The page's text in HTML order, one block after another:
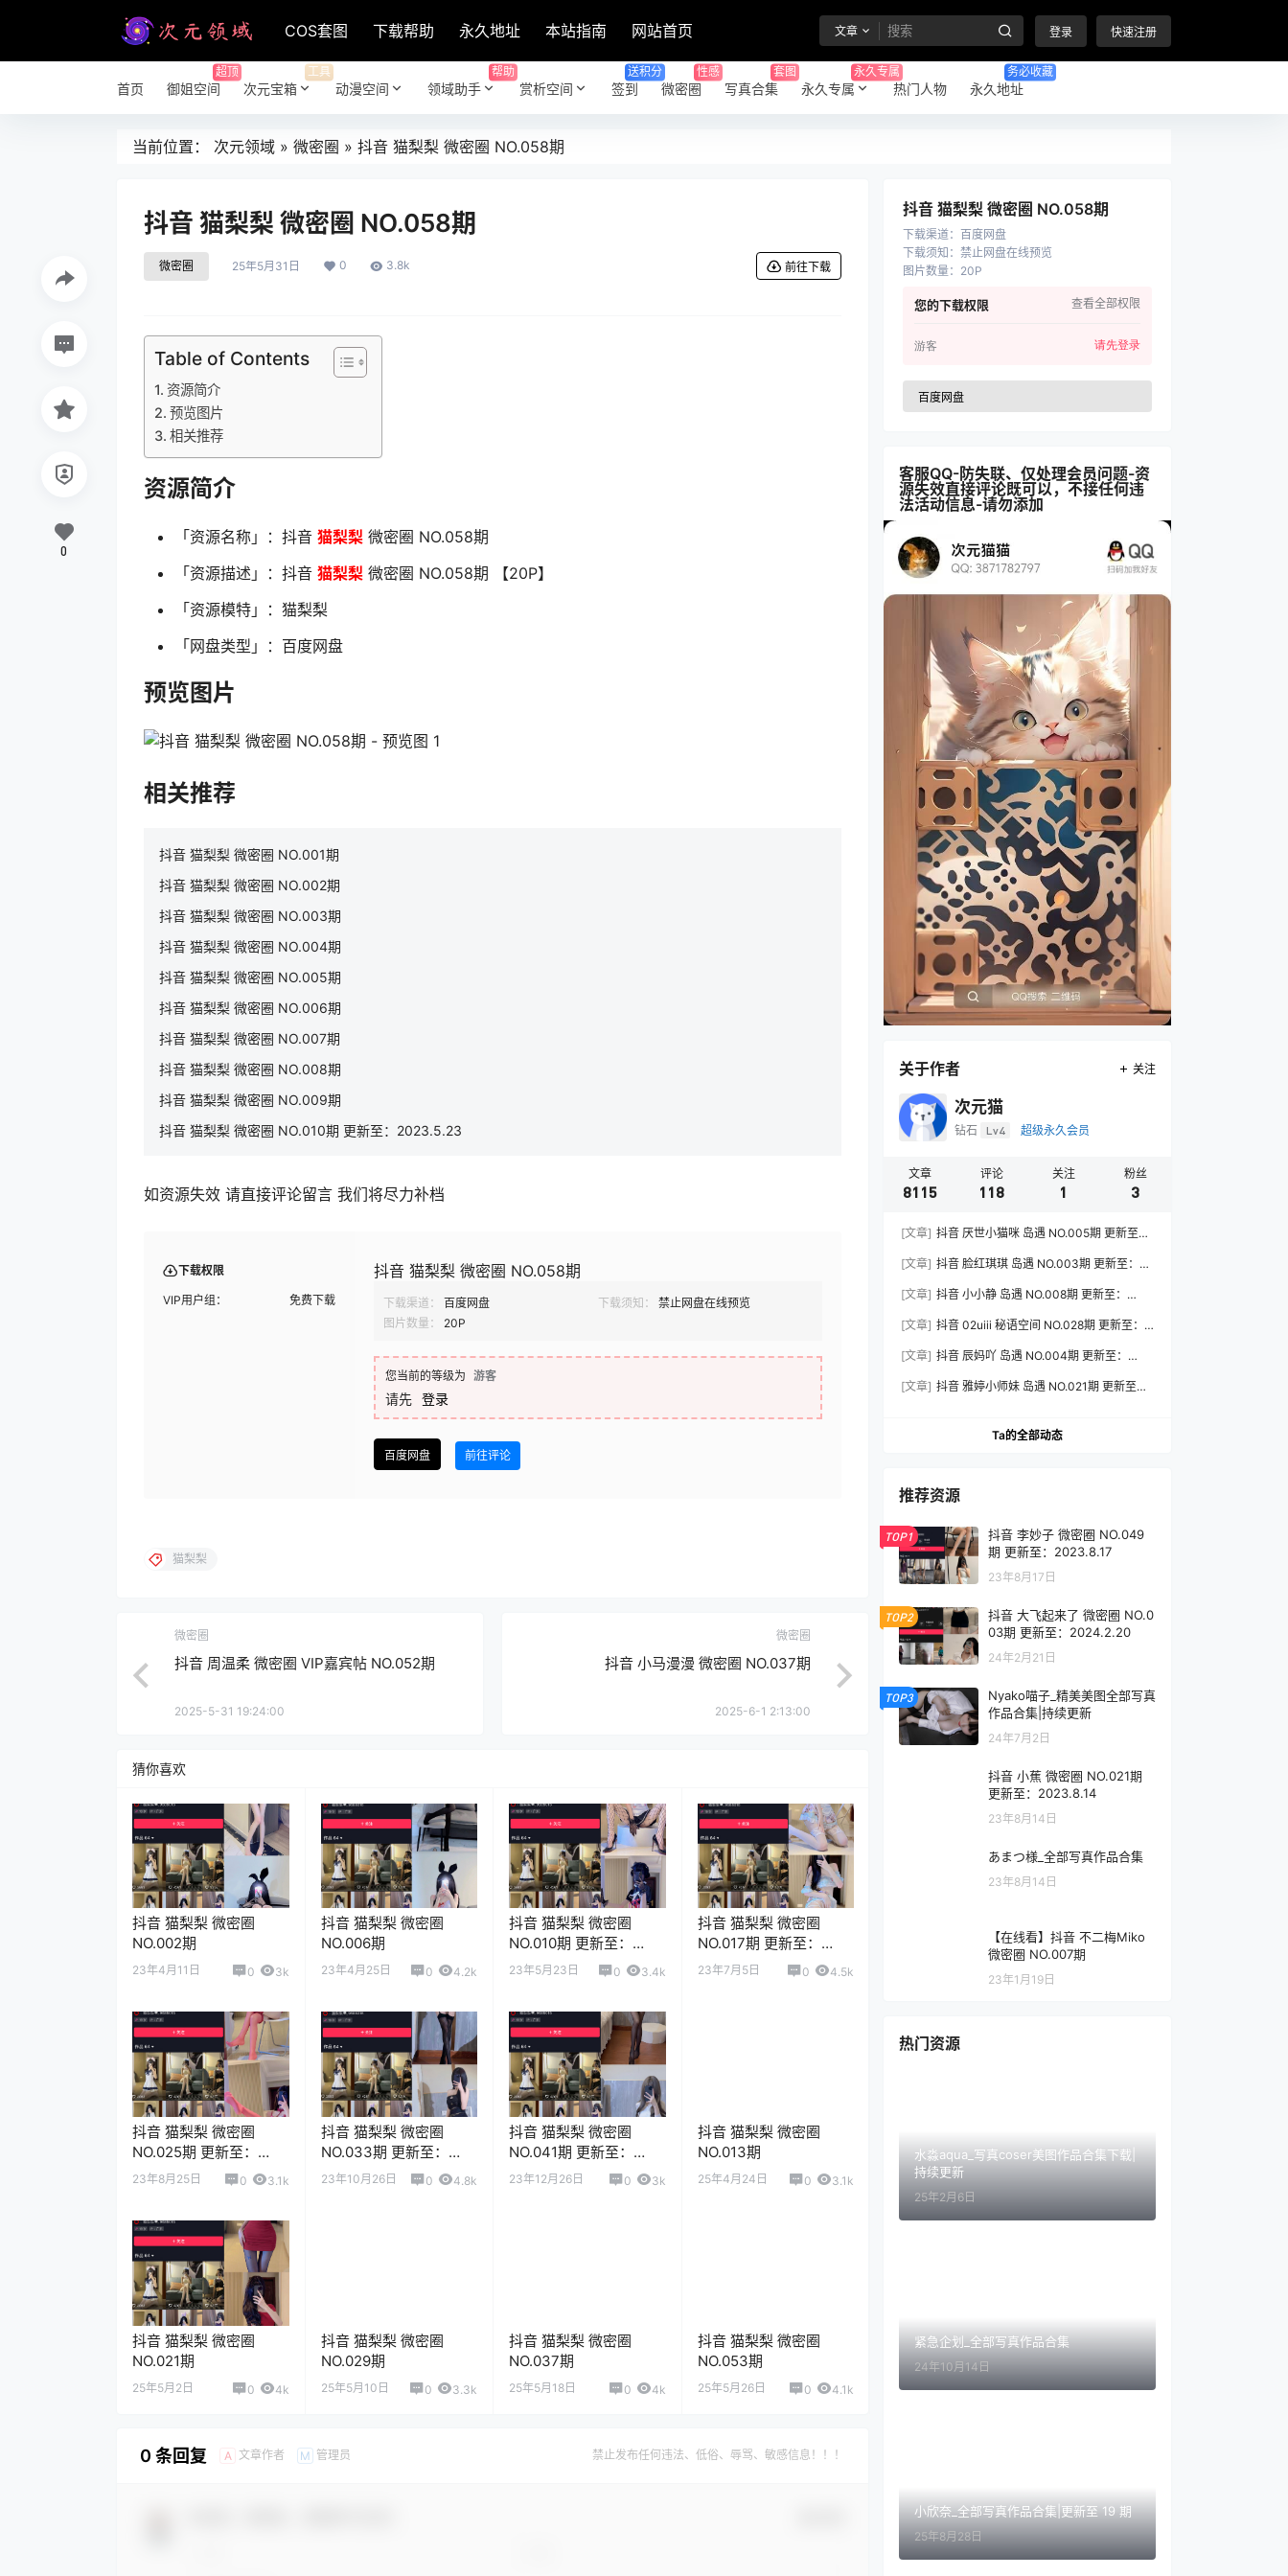
COS套图 下载帮助 永久地址 本站指南 网站首页 文章 登录 快速注册
首页 御姐空间
超顶
次元宝箱
工具
动漫空间 领域助手
帮助
赏析空间 签到
送积分
微密圈
性感
写真合集
套图
永久专属
永久专属
热门人物 永久地址
务必收藏
当前位置： 次元领域 » 微密圈 » 抖音 猫梨梨 微密圈 NO.058期
抖音 猫梨梨 微密圈 NO.058期
微密圈 25年5月31日 0 3.8k 前往下载
Table of Contents
资源简介
预览图片
相关推荐
资源简介
「资源名称」：抖音 猫梨梨 微密圈 NO.058期
「资源描述」：抖音 猫梨梨 微密圈 NO.058期 【20P】
「资源模特」：猫梨梨
「网盘类型」：百度网盘
预览图片
相关推荐
抖音 猫梨梨 微密圈 NO.001期
抖音 猫梨梨 微密圈 NO.002期
抖音 猫梨梨 微密圈 NO.003期
抖音 猫梨梨 微密圈 NO.004期
抖音 猫梨梨 微密圈 NO.005期
抖音 猫梨梨 微密圈 NO.006期
抖音 猫梨梨 微密圈 NO.007期
抖音 猫梨梨 微密圈 NO.008期
抖音 猫梨梨 微密圈 NO.009期
抖音 猫梨梨 微密圈 NO.010期 更新至：2023.5.23
如资源失效 请直接评论留言 我们将尽力补档
下载权限
VIP用户组： 免费下载
抖音 猫梨梨 微密圈 NO.058期
下载渠道： 百度网盘 下载须知：
禁止网盘在线预览
图片数量：
20P
您当前的等级为 游客
请先 登录
百度网盘 前往评论
0
猫梨梨
微密圈
抖音 周温柔 微密圈 VIP嘉宾帖 NO.052期
2025-5-31 19:24:00
微密圈
抖音 小马漫漫 微密圈 NO.037期
2025-6-1 2:13:00
猜你喜欢
抖音 猫梨梨 微密圈
NO.002期
23年4月11日 0 3k
抖音 猫梨梨 微密圈
NO.006期
23年4月25日 0 4.2k
抖音 猫梨梨 微密圈
NO.010期 更新至：
2023.5.23
23年5月23日 0 3.4k
抖音 猫梨梨 微密圈
NO.017期 更新至：
2023.7.5
23年7月5日 0 4.5k
抖音 猫梨梨 微密圈
NO.025期 更新至：
2023.8.25
23年8月25日 0 3.1k
抖音 猫梨梨 微密圈
NO.033期 更新至：
2023.10.26
23年10月26日 0 4.8k
抖音 猫梨梨 微密圈
NO.041期 更新至：
2023.12.26
23年12月26日 0 3k
抖音 猫梨梨 微密圈
NO.013期
25年4月24日 0 3.1k
抖音 猫梨梨 微密圈
NO.021期
25年5月2日 0 4k
抖音 猫梨梨 微密圈
NO.029期
25年5月10日 0 3.3k
抖音 猫梨梨 微密圈
NO.037期
25年5月18日 0 4k
抖音 猫梨梨 微密圈
NO.053期
25年5月26日 0 4.1k
0 条回复 A 文章作者 M 管理员 禁止发布任何违法、低俗、辱骂、敏感信息！！！
抖音 猫梨梨 微密圈 NO.058期
下载渠道： 百度网盘
下载须知 ： 禁止网盘在线预览
图片数量： 20P
您的下载权限 查看全部权限
游客 请先登录
百度网盘
客服QQ-防失联、仅处理会员问题-资
源失效直接评论既可以，不接任何违
法活动信息-请勿添加
关于作者 关注
次元猫
钻石 Lv4 超级永久会员
文章
8115
评论
118
关注
1
粉丝
3
[文章] 抖音 厌世小猫咪 岛遇 NO.005期 更新至：
[文章] 抖音 脸红琪琪 岛遇 NO.003期 更新至：
[文章] 抖音 小小静 岛遇 NO.008期 更新至：
[文章] 抖音 02uiii 秘语空间 NO.028期 更新至：
[文章] 抖音 辰妈吖 岛遇 NO.004期 更新至：
[文章] 抖音 雅婷小师妹 岛遇 NO.021期 更新至：
Ta的全部动态
推荐资源
TOP1
抖音 李妙子 微密圈 NO.049
期 更新至：2023.8.17
23年8月17日
TOP2
抖音 大飞起来了 微密圈 NO.0
03期 更新至：2024.2.20
24年2月21日
TOP3
Nyako喵子_精美美图全部写真
作品合集|持续更新
24年7月2日
抖音 小蕉 微密圈 NO.021期
更新至：2023.8.14
23年8月14日
あまつ様_全部写真作品合集
23年8月14日
【在线看】抖音 不二梅Miko
微密圈 NO.007期
23年1月19日
热门资源
水淼aqua_写真coser美图作品合集下载|
持续更新
25年2月6日
紧急企划_全部写真作品合集
24年10月14日
小欣奈_全部写真作品合集|更新至 19 期
25年8月28日